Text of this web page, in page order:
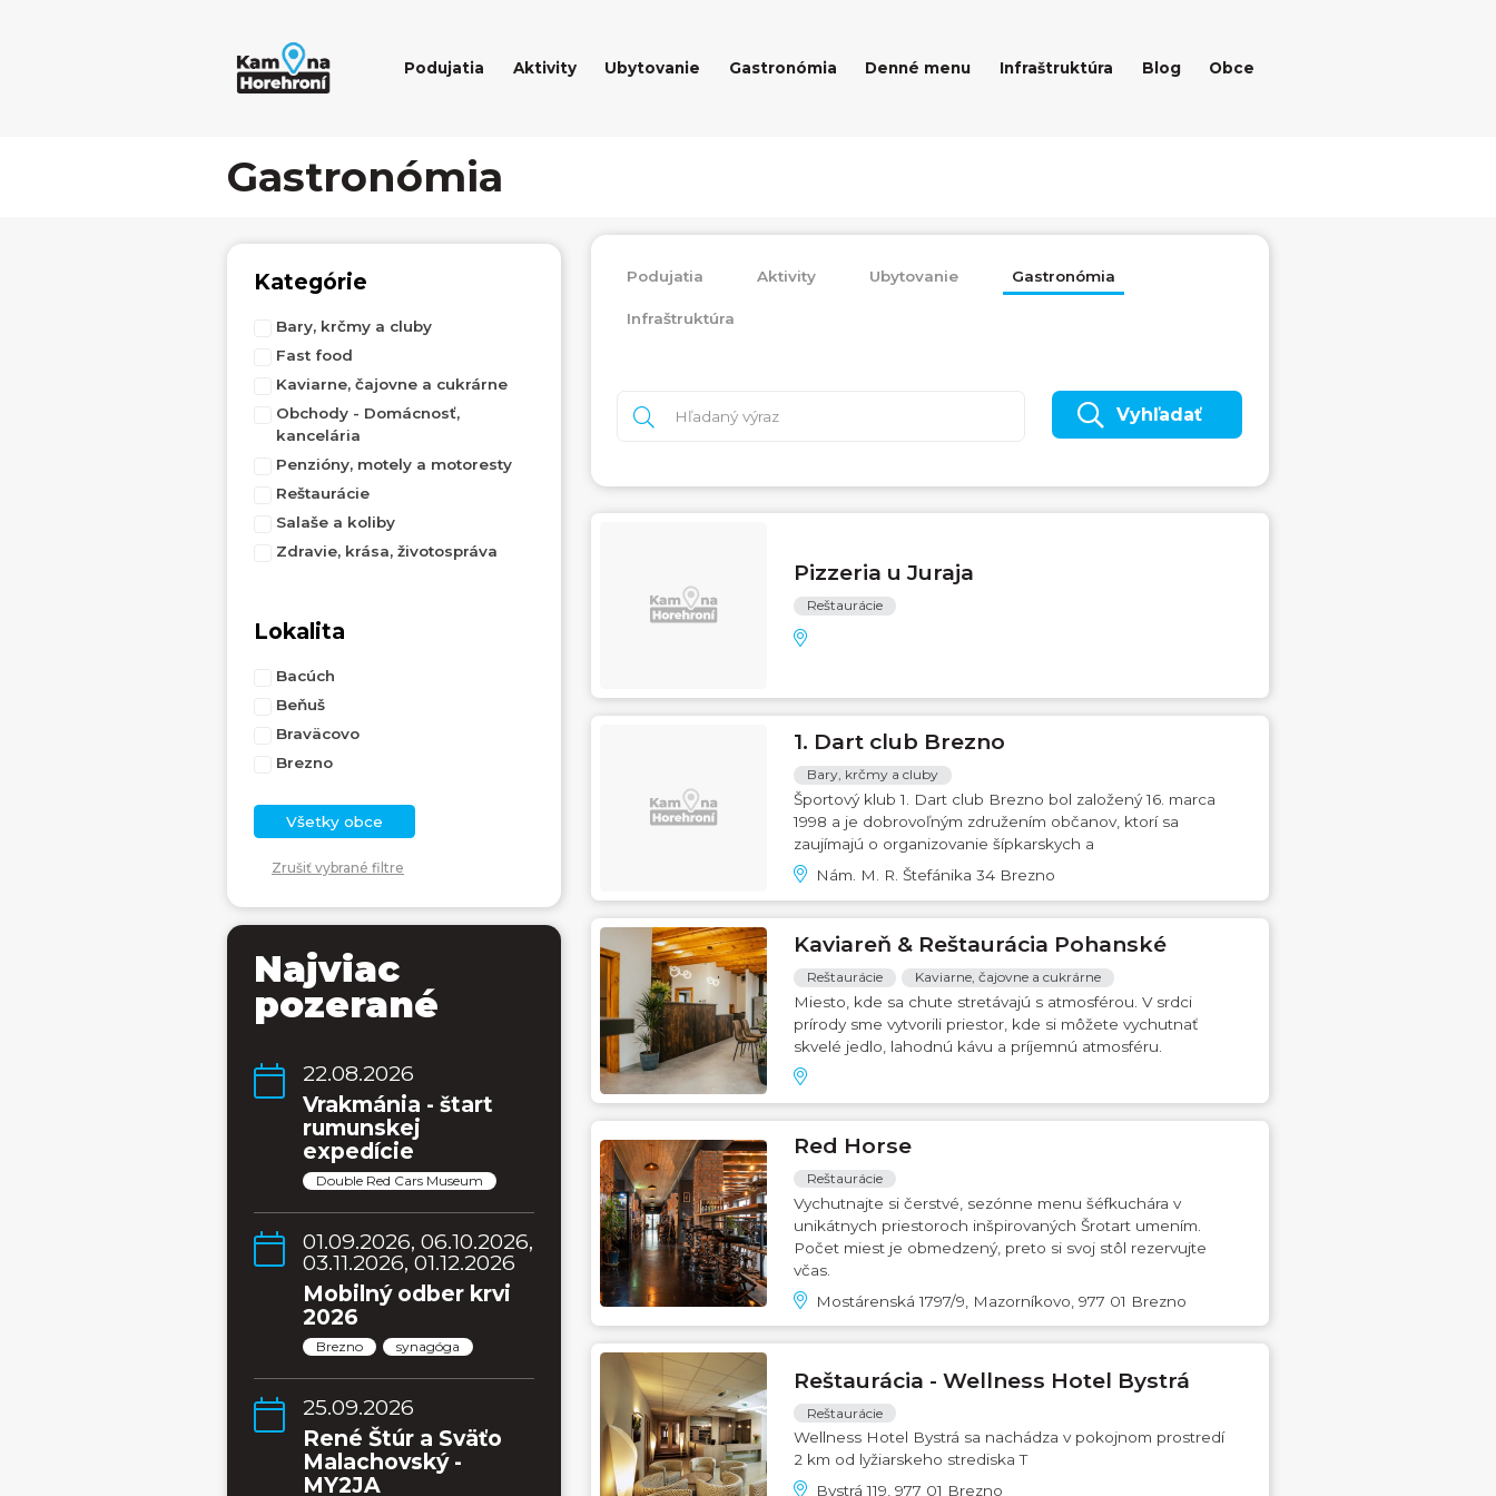
Podujatia Aktivity Ubytovanie Gastronómia Denné menu Infraštruktúra Blog Obce
Gastronómia
Kategórie
Bary, krčmy a cluby
Fast food
Kaviarne, čajovne a cukrárne
Obchody - Domácnosť,
kancelária
Penzióny, motely a motoresty
Reštaurácie
Salaše a koliby
Zdravie, krása, životospráva
Lokalita
Bacúch
Beňuš
Braväcovo
Brezno
Všetky obce
Zrušiť vybrané filtre
Najviac
pozerané
22.08.2026
Vrakmánia - štart
rumunskej
expedície
Double Red Cars Museum
01.09.2026, 06.10.2026,
03.11.2026, 01.12.2026
Mobilný odber krvi
2026
Brezno synagóga
25.09.2026
René Štúr a Sväťo
Malachovský -
MY2JA
Podujatia Aktivity Ubytovanie Gastronómia
Infraštruktúra
Vyhľadať
Pizzeria u Juraja
Reštaurácie
1. Dart club Brezno
Bary, krčmy a cluby
Športový klub 1. Dart club Brezno bol založený 16. marca
1998 a je dobrovoľným združením občanov, ktorí sa
zaujímajú o organizovanie šípkarskych a
Nám. M. R. Štefánika 34 Brezno
Kaviareň & Reštaurácia Pohanské
Reštaurácie Kaviarne, čajovne a cukrárne
Miesto, kde sa chute stretávajú s atmosférou. V srdci
prírody sme vytvorili priestor, kde si môžete vychutnať
skvelé jedlo, lahodnú kávu a príjemnú atmosféru.
Red Horse
Reštaurácie
Vychutnajte si čerstvé, sezónne menu šéfkuchára v
unikátnych priestoroch inšpirovaných Šrotart umením.
Počet miest je obmedzený, preto si svoj stôl rezervujte
včas.
Mostárenská 1797/9, Mazorníkovo, 977 01 Brezno
Reštaurácia - Wellness Hotel Bystrá
Reštaurácie
Wellness Hotel Bystrá sa nachádza v pokojnom prostredí
2 km od lyžiarskeho strediska T
Bystrá 119, 977 01 Brezno